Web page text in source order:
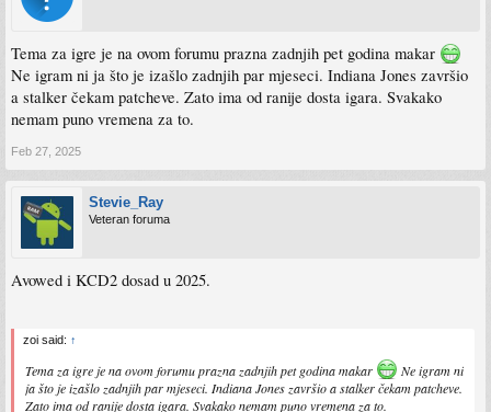
Tema za igre je na ovom forumu prazna zadnjih pet godina makar
Ne igram ni ja što je izašlo zadnjih par mjeseci. Indiana Jones završio
a stalker čekam patcheve. Zato ima od ranije dosta igara. Svakako
nemam puno vremena za to.
Feb 27, 2025
Stevie_Ray
Veteran foruma
Avowed i KCD2 dosad u 2025.
zoi said: ↑
Tema za igre je na ovom forumu prazna zadnjih pet godina makar
Ne igram ni
ja što je izašlo zadnjih par mjeseci. Indiana Jones završio a stalker čekam patcheve.
Zato ima od ranije dosta igara. Svakako nemam puno vremena za to.